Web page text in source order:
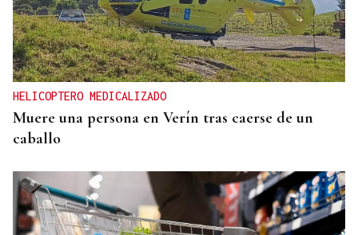
FESTIVAL INTERNACIONAL
Vilariño de Conso despide el XI ViBoMask
HELICOPTERO MEDICALIZADO
Muere una persona en Verín tras caerse de un
caballo